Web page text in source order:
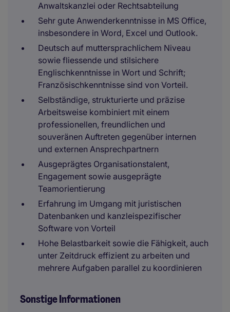
Anwaltskanzlei oder Rechtsabteilung
Sehr gute Anwenderkenntnisse in MS Office,
insbesondere in Word, Excel und Outlook.
Deutsch auf muttersprachlichem Niveau
sowie fliessende und stilsichere
Englischkenntnisse in Wort und Schrift;
Französischkenntnisse sind von Vorteil.
Selbständige, strukturierte und präzise
Arbeitsweise kombiniert mit einem
professionellen, freundlichen und
souveränen Auftreten gegenüber internen
und externen Ansprechpartnern
Ausgeprägtes Organisationstalent,
Engagement sowie ausgeprägte
Teamorientierung
Erfahrung im Umgang mit juristischen
Datenbanken und kanzleispezifischer
Software von Vorteil
Hohe Belastbarkeit sowie die Fähigkeit, auch
unter Zeitdruck effizient zu arbeiten und
mehrere Aufgaben parallel zu koordinieren
Sonstige Informationen